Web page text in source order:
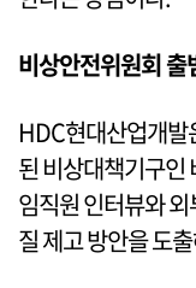
비상안전위원회
HDC현대산업개발
된 비상대책기구인
임직원 인터뷰와
질 제고 방안을 도